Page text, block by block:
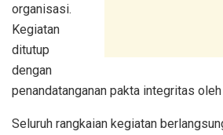
organisasi.
Kegiatan
ditutup
dengan
penandatanganan pakta integritas
Seluruh rangkaian kegiatan